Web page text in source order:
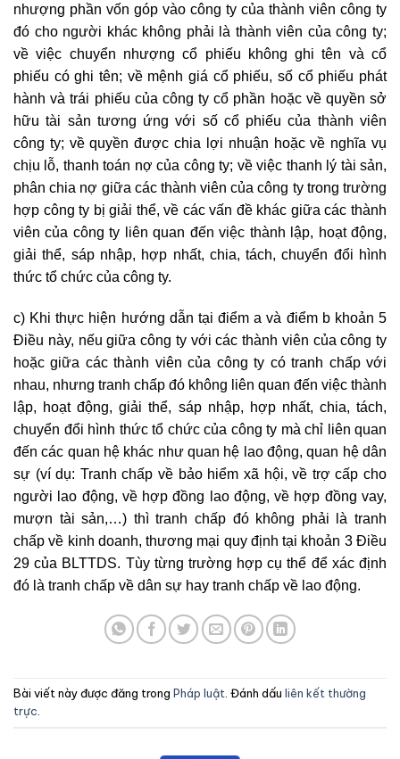
nhượng phần vốn góp vào công ty của thành viên công ty
đó cho người khác không phải là thành viên của công ty;
về việc chuyển nhượng cổ phiếu không ghi tên và cổ
phiếu có ghi tên; về mệnh giá cổ phiếu, số cổ phiếu phát
hành và trái phiếu của công ty cổ phần hoặc về quyền sở
hữu tài sản tương ứng với số cổ phiếu của thành viên
công ty; về quyền được chia lợi nhuận hoặc về nghĩa vụ
chịu lỗ, thanh toán nợ của công ty; về việc thanh lý tài sản,
phân chia nợ giữa các thành viên của công ty trong trường
hợp công ty bị giải thể, về các vấn đề khác giữa các thành
viên của công ty liên quan đến việc thành lập, hoạt động,
giải thể, sáp nhập, hợp nhất, chia, tách, chuyển đổi hình
thức tổ chức của công ty.
c) Khi thực hiện hướng dẫn tại điểm a và điểm b khoản 5
Điều này, nếu giữa công ty với các thành viên của công ty
hoặc giữa các thành viên của công ty có tranh chấp với
nhau, nhưng tranh chấp đó không liên quan đến việc thành
lập, hoạt động, giải thể, sáp nhập, hợp nhất, chia, tách,
chuyển đổi hình thức tổ chức của công ty mà chỉ liên quan
đến các quan hệ khác như quan hệ lao động, quan hệ dân
sự (ví dụ: Tranh chấp về bảo hiểm xã hội, về trợ cấp cho
người lao động, về hợp đồng lao động, về hợp đồng vay,
mượn tài sản,…) thì tranh chấp đó không phải là tranh
chấp về kinh doanh, thương mại quy định tại khoản 3 Điều
29 của BLTTDS. Tùy từng trường hợp cụ thể để xác định
đó là tranh chấp về dân sự hay tranh chấp về lao động.
Bài viết này được đăng trong Pháp luật . Đánh dấu liên kết thường
trực